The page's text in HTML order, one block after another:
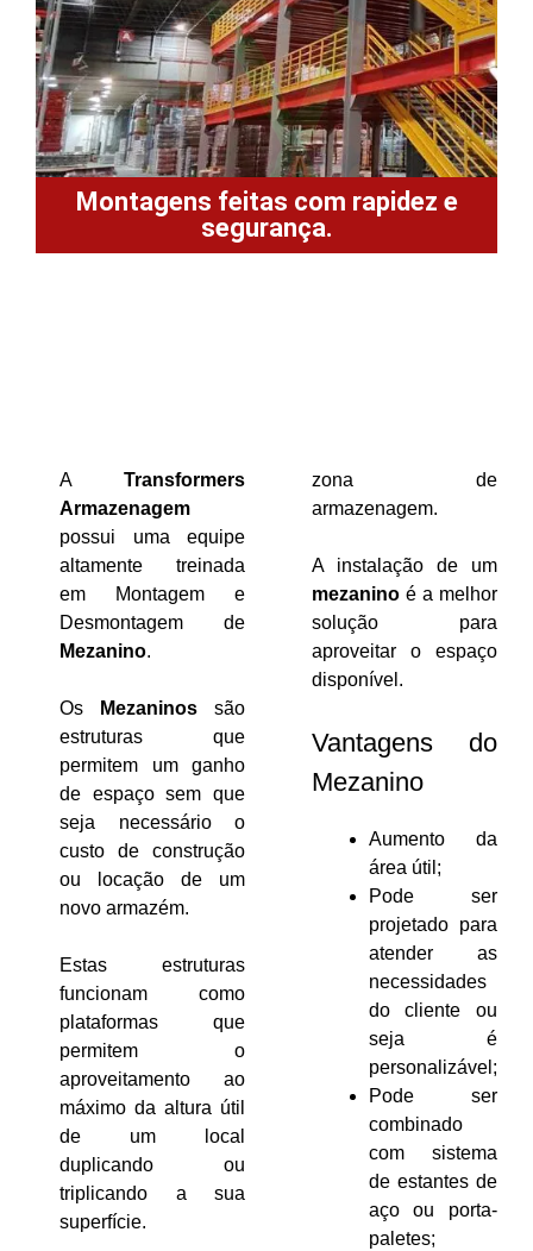
Montagens feitas com rapidez e
segurança.
A Transformers
Armazenagem
possui uma equipe
altamente treinada
em Montagem e
Desmontagem de
Mezanino.
Os Mezaninos são
estruturas que
permitem um ganho
de espaço sem que
seja necessário o
custo de construção
ou locação de um
novo armazém.
Estas estruturas
funcionam como
plataformas que
permitem o
aproveitamento ao
máximo da altura útil
de um local
duplicando ou
triplicando a sua
superfície.
zona de
armazenagem.
A instalação de um
mezanino é a melhor
solução para
aproveitar o espaço
disponível.
Vantagens do
Mezanino
Aumento da
área útil;
Pode ser
projetado para
atender as
necessidades
do cliente ou
seja é
personalizável;
Pode ser
combinado
com sistema
de estantes de
aço ou porta-
paletes;